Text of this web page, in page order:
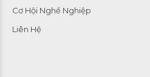
Cơ Hội Nghề Nghiệp
Liên Hệ